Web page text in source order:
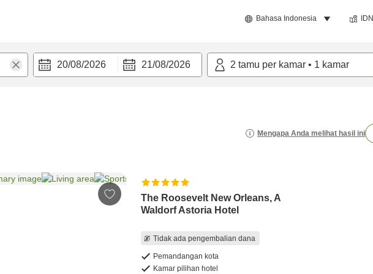
Bahasa Indonesia IDN
20/08/2026 21/08/2026 2 tamu per kamar • 1 kamar
Mengapa Anda melihat hasil ini
The Roosevelt New Orleans, A
Waldorf Astoria Hotel
Tidak ada pengembalian dana
Pemandangan kota
Kamar pilihan hotel